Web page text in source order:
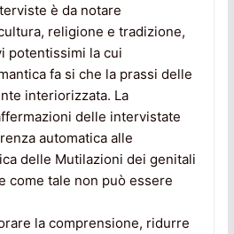
è da notare
religione e tradizione,
potentissimi la cui
fa si che la prassi delle
interiorizzata. La
delle intervistate
automatica alle
delle Mutilazioni dei genitali
come tale non può essere
la comprensione, ridurre